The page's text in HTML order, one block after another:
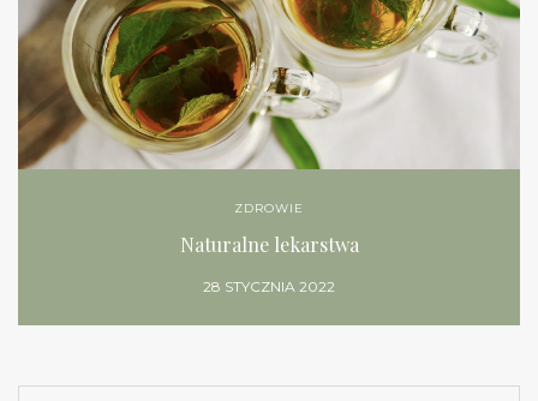
ZDROWIE
Naturalne lekarstwa
28 STYCZNIA 2022